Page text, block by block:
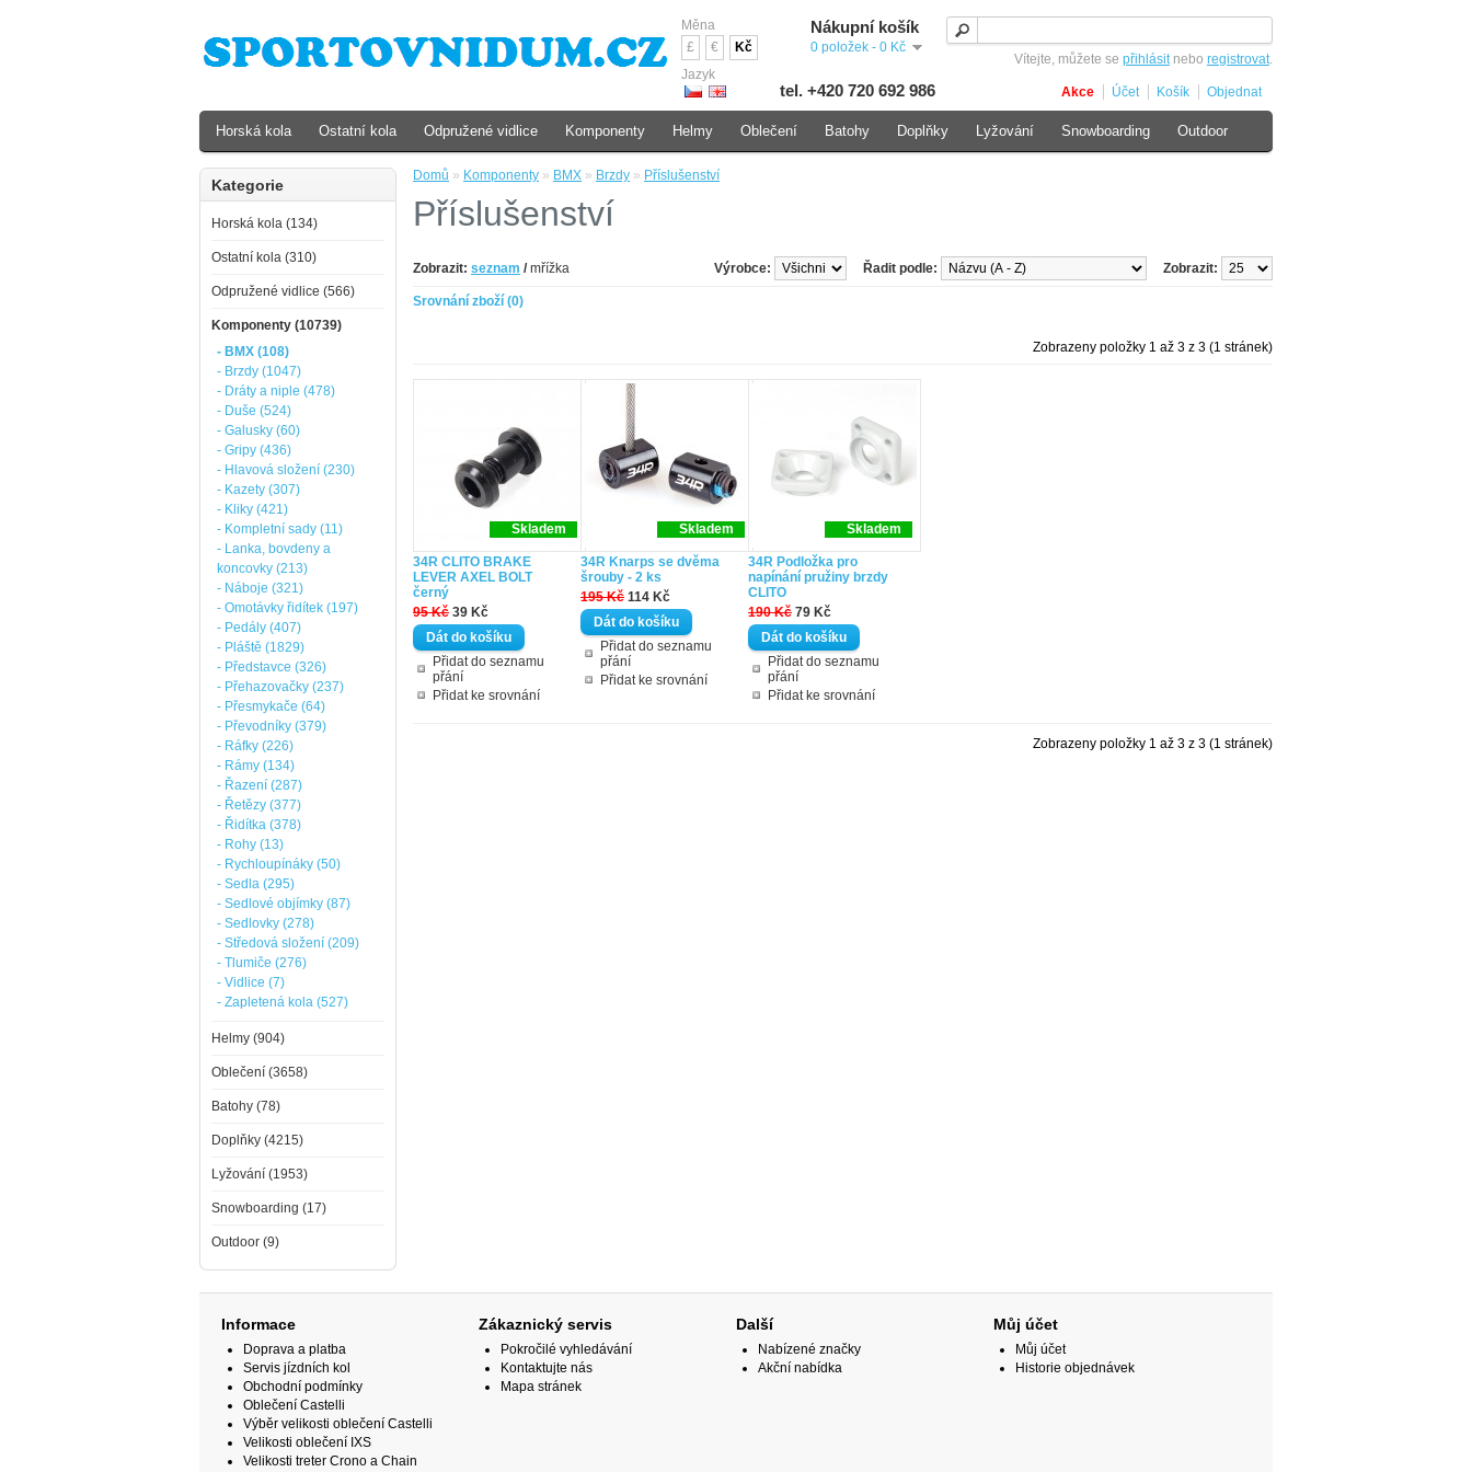
Jazyk
Měna
£
€ Kč
Nákupní košík
0 položek - 0 Kč
Vítejte, můžete se přihlásitnebo registrovat.
tel. +420 720 692 986 Akce Účet Košík Objednat
Domů » Komponenty » BMX » Brzdy » Příslušenství
Příslušenství
Zobrazit: seznam /mřížka Zobrazit:
Řadit podle:
Výrobce:
Srovnání zboží (0)
Zobrazeny položky 1 až 3 z 3 (1 stránek)
Skladem
34R CLITO BRAKE
LEVER AXEL BOLT
černý
95 Kč 39 Kč
Přidat do seznamu
přání
Přidat ke srovnání
Skladem
34R Knarps se dvěma
šrouby - 2 ks
195 Kč 114 Kč
Přidat do seznamu
přání
Přidat ke srovnání
Skladem
34R Podložka pro
napínání pružiny brzdy
CLITO
190 Kč 79 Kč
Přidat do seznamu
přání
Přidat ke srovnání
Zobrazeny položky 1 až 3 z 3 (1 stránek)
Kategorie
Horská kola (134)
Ostatní kola (310)
Odpružené vidlice (566)
Komponenty (10739)
- BMX (108)
- Brzdy (1047)
- Dráty a niple (478)
- Duše (524)
- Galusky (60)
- Gripy (436)
- Hlavová složení (230)
- Kazety (307)
- Kliky (421)
- Kompletní sady (11)
- Lanka, bovdeny a
koncovky (213)
- Náboje (321)
- Omotávky řidítek (197)
- Pedály (407)
- Pláště (1829)
- Představce (326)
- Přehazovačky (237)
- Přesmykače (64)
- Převodníky (379)
- Ráfky (226)
- Rámy (134)
- Řazení (287)
- Řetězy (377)
- Řidítka (378)
- Rohy (13)
- Rychloupínáky (50)
- Sedla (295)
- Sedlové objímky (87)
- Sedlovky (278)
- Středová složení (209)
- Tlumiče (276)
- Vidlice (7)
- Zapletená kola (527)
Helmy (904)
Oblečení (3658)
Batohy (78)
Doplňky (4215)
Lyžování (1953)
Snowboarding (17)
Outdoor (9)
Horská kola Ostatní kola Odpružené vidlice Komponenty Helmy Oblečení Batohy Doplňky Lyžování Snowboarding Outdoor
Informace
Doprava a platba
Servis jízdních kol
Obchodní podmínky
Oblečení Castelli
Výběr velikosti oblečení Castelli
Velikosti oblečení IXS
Velikosti treter Crono a Chain
Zákaznický servis
Pokročilé vyhledávání
Kontaktujte nás
Mapa stránek
Další
Nabízené značky
Akční nabídka
Můj účet
Můj účet
Historie objednávek